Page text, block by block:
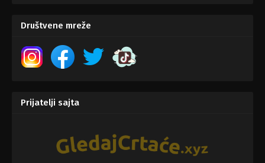
Društvene mreže
Prijatelji sajta